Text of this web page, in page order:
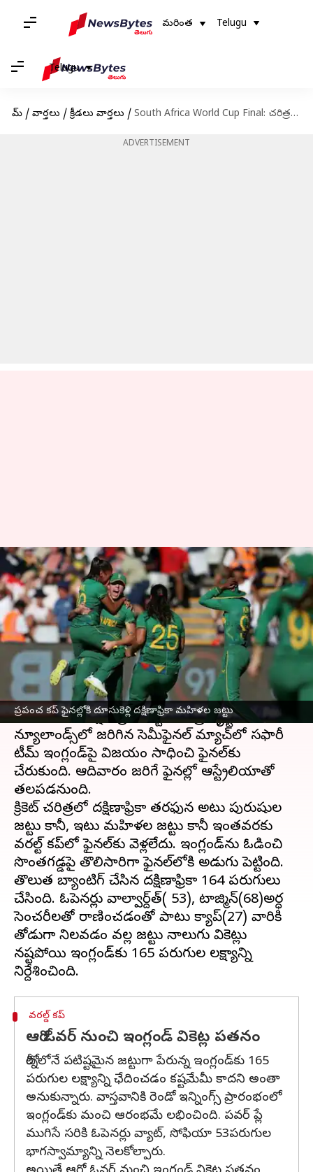
మరింత Telugu
Telugu
హోమ్ / వార్తలు / క్రీడలు వార్తలు / South Africa World Cup Final: చరిత్ర సృష్టించిన దక్షిణాఫ్రికా; ఇంగ్లండ్‌ను ఓడించి ఫైనల్‌లోకి
ADVERTISEMENT
ప్రపంచ కప్ ఫైనల్లోకి దూసుకెళ్లి దక్షిణాఫ్రికా మహిళల జట్టు
South Africa World Cup Final:
చరిత్ర సృష్టించిన దక్షిణాఫ్రికా;
ఇంగ్లండ్‌ను ఓడించి ఫైనల్‌లోకి
వ్రాసిన వారు Stalin Feb 25, 2023 09:51 am
ఈ వార్తాకథనం ఏంటి
కేప్‌టౌన్వేదికగా జరుగుతున్నమహిళల టీ20ప్రపంచ
కప్ 2023లో దక్షిణాఫ్రికా జట్టు చరిత్ర సృష్టించింది.
న్యూలాండ్స్‌లో జరిగిన సెమీఫైనల్ మ్యాచ్‌లో సఫారీ
టీమ్ ఇంగ్లండ్‌పై విజయం సాధించి ఫైనల్‌కు
చేరుకుంది. ఆదివారం జరిగే ఫైనల్లో ఆస్ట్రేలియాతో
తలపడనుంది.
క్రికెట్ చరిత్రలో దక్షిణాఫ్రికా తరఫున అటు పురుషుల
జట్టు కానీ, ఇటు మహిళల జట్టు కానీ ఇంతవరకు
వరల్ట్ కప్‌లో ఫైనల్‌కు వెళ్లలేదు. ఇంగ్లండ్‌ను ఓడించి
సొంతగడ్డపై తొలిసారిగా ఫైనల్‌లోకి అడుగు పెట్టింది.
తొలుత బ్యాంటిగ్ చేసిన దక్షిణాఫ్రికా 164 పరుగులు
చేసింది. ఓపెనర్లు వాల్వార్ద్‌త్( 53), టాజ్మిన్(68)అర్ధ
సెంచరీలతో రాణించడంతో పాటు క్యాప్(27) వారికి
తోడుగా నిలవడం వల్ల జట్టు నాలుగు వికెట్లు
నష్టపోయి ఇంగ్లండ్‌కు 165 పరుగుల లక్ష్యాన్ని
వరల్డ్ కప్
ఆరో ఓవర్ నుంచి ఇంగ్లండ్ వికెట్ల పతనం
టోర్నీలోనే పటిష్టమైన జట్టుగా పేరున్న ఇంగ్లండ్‌కు 165
పరుగుల లక్ష్యాన్ని ఛేదించడం కష్టమేమీ కాదని అంతా
అనుకున్నారు. వాస్తవానికి రెండో ఇన్నింగ్స్ ప్రారంభంలో
ఇంగ్లండ్‌కు మంచి ఆరంభమే లభించింది. పవర్ ప్లే
ముగిసే సరికి ఓపెనర్లు వ్యాట్, సోఫియా 53పరుగుల
భాగస్వామ్యాన్ని నెలకోల్పారు.